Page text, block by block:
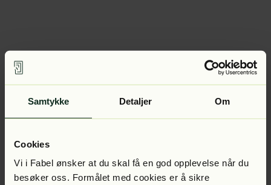
Samtykke Detaljer Om
Cookies
Vi i Fabel ønsker at du skal få en god opplevelse når du
besøker oss. Formålet med cookies er å sikre